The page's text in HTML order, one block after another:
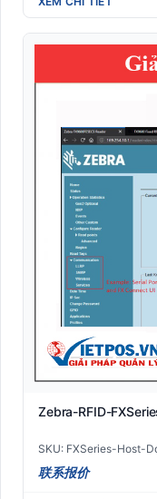
Zebra-RFID-
SKU: FXSeries-Host-
联系报价